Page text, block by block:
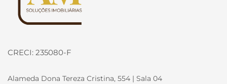
CRECI: 235080-F
Alameda Dona Tereza Cristina, 554 | Sala 04